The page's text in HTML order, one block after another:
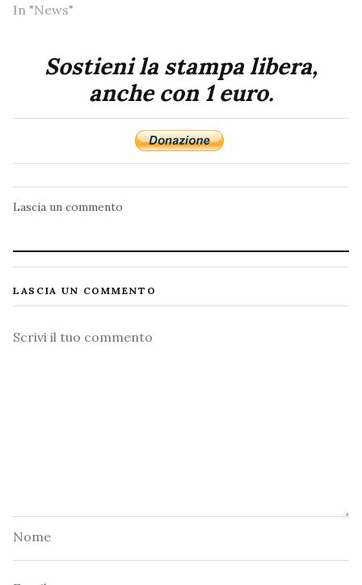
In "News"
Sostieni la stampa libera,
anche con 1 euro.
Lascia un commento
LASCIA UN COMMENTO
Commento